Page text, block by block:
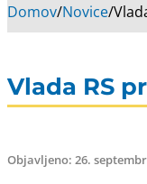
Domov/Novice/
Vlada RS
Objavljeno: 26.